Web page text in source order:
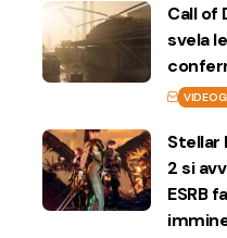
Call of
svela
Stellar
2 si
ESRB